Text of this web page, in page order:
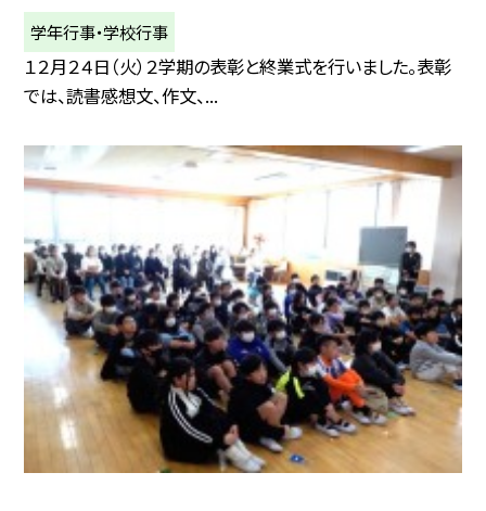
学年行事・学校行事
１２月２４日（火）２学期の表彰と終業式を行いました。表彰
では、読書感想文、作文、...